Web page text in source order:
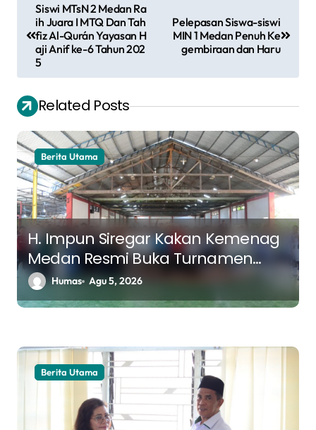
a
i
g
a
s
i
p
o
s
Siswi MTsN 2 Medan Ra
ih Juara I MTQ Dan Tah
fiz Al-Qurán Yayasan H
aji Anif ke-6 Tahun 202
5
Pelepasan Siswa-siswi
MIN 1 Medan Penuh Ke
gembiraan dan Haru
Related Posts
Berita Utama
H. Impun Siregar Kakan Kemenag
Medan Resmi Buka Turnamen
Futsal K3MA, Pererat Silaturahmi
Antar Madrasah
Humas Agu 5, 2026
Berita Utama